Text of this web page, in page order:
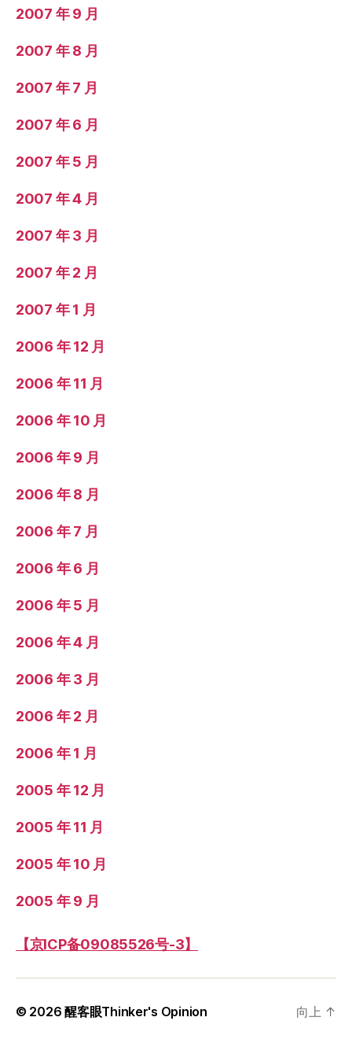
2007 年 9 月
2007 年 8 月
2007 年 7 月
2007 年 6 月
2007 年 5 月
2007 年 4 月
2007 年 3 月
2007 年 2 月
2007 年 1 月
2006 年 12 月
2006 年 11 月
2006 年 10 月
2006 年 9 月
2006 年 8 月
2006 年 7 月
2006 年 6 月
2006 年 5 月
2006 年 4 月
2006 年 3 月
2006 年 2 月
2006 年 1 月
2005 年 12 月
2005 年 11 月
2005 年 10 月
2005 年 9 月
【京ICP备09085526号-3】
© 2026醒客眼Thinker's Opinion 向上 ↑